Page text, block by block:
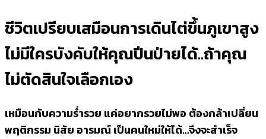
ชีวิตเปรียบเสมือนการเดินไต่ขึ้นภูเขาสูง
ไม่มีใครบังคับให้คุณปีนป่ายได้..ถ้าคุณ
ไม่ตัดสินใจเลือกเอง
เหมือนกับความร่ำรวย แค่อยากรวยไม่พอ ต้องกล้าเปลี่ยน
พฤติกรรม นิสัย อารมณ์ เป็นคนใหม่ให้ได้…จึงจะสำเร็จ